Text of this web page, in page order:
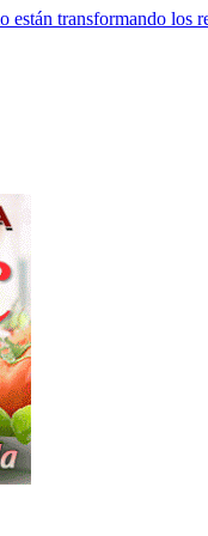
están transformando los